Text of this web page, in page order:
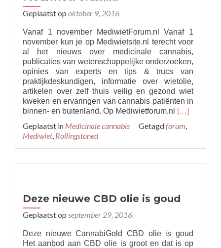
Geplaatst op oktober 9, 2016
Vanaf 1 november MediwietForum.nl Vanaf 1
november kun je op Mediwietsite.nl terecht voor
al het nieuws over medicinale cannabis,
publicaties van wetenschappelijke onderzoeken,
opinies van experts en tips & trucs van
praktijkdeskundigen, informatie over wietolie,
artikelen over zelf thuis veilig en gezond wiet
kweken en ervaringen van cannabis patiënten in
binnen- en buitenland. Op Mediwietforum.nl Read
about
1
[…]
Geplaatst in Medicinale cannabis Getagdforum
Mediwiet, Rollingstoned
Deze nieuwe CBD olie is goud
Geplaatst op september 29, 2016
Deze nieuwe CannabiGold CBD olie is goud
Het aanbod aan CBD olie is groot en dat is op